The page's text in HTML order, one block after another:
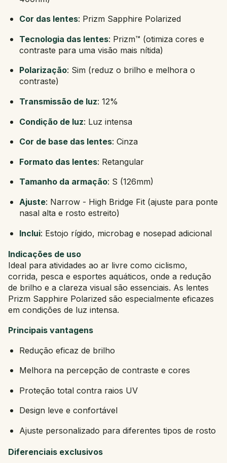
Cor das lentes: Prizm Sapphire Polarized
Tecnologia das lentes: Prizm™ (otimiza cores e
contraste para uma visão mais nítida)
Polarização: Sim (reduz o brilho e melhora o
contraste)
Transmissão de luz: 12%
Condição de luz: Luz intensa
Cor de base das lentes: Cinza
Formato das lentes: Retangular
Tamanho da armação: S (126mm)
Ajuste: Narrow - High Bridge Fit (ajuste para ponte
nasal alta e rosto estreito)
Inclui: Estojo rígido, microbag e nosepad adicional
Indicações de uso
Ideal para atividades ao ar livre como ciclismo,
corrida, pesca e esportes aquáticos, onde a redução
de brilho e a clareza visual são essenciais. As lentes
Prizm Sapphire Polarized são especialmente eficazes
em condições de luz intensa.
Principais vantagens
Redução eficaz de brilho
Melhora na percepção de contraste e cores
Proteção total contra raios UV
Design leve e confortável
Ajuste personalizado para diferentes tipos de rosto
Diferenciais exclusivos